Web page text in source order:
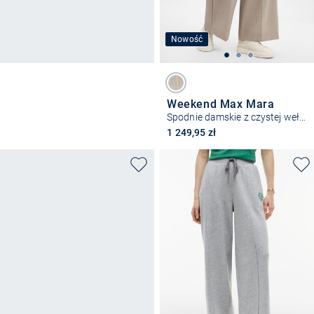
Nowość
Weekend Max Mara
Spodnie damskie z czystej wełny – WKDOvvio
1 249,95 zł